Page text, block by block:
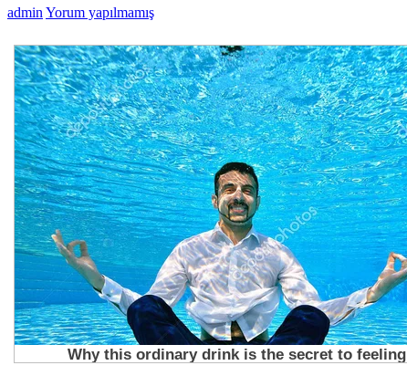
admin Yorum yapılmamış